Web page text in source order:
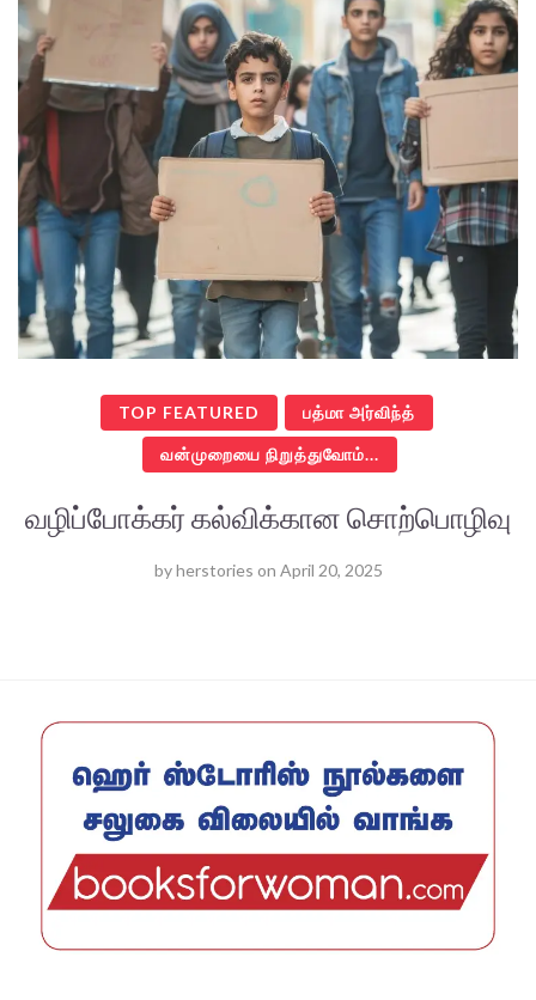
TOP FEATURED பத்மா அர்விந்த்
வன்முறையை நிறுத்துவோம்...
வழிப்போக்கர் கல்விக்கான சொற்பொழிவு
byherstories on April 20, 2025